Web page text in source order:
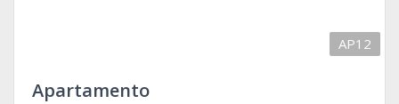
AP12
Apartamento